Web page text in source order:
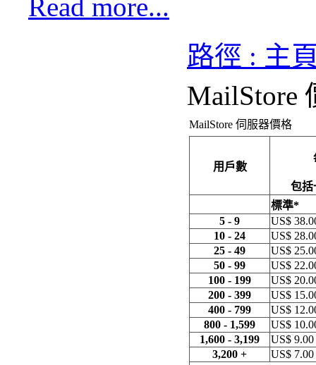
Read more...
路徑 : 主
MailStore
MailStore 伺服器價格
用戶數
包括
標準*
5 - 9
US$
10 - 24
US$
25 - 49
US$
50 - 99
US$
100 - 199
US$
200 - 399
US$
400 - 799
US$
800 - 1,599
US$
1,600 - 3,199
US$ 9.00
3,200 +
US$ 7.00